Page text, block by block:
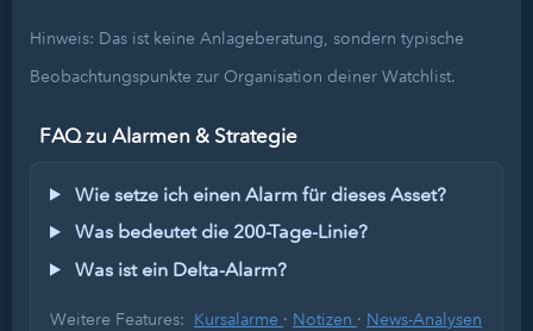
Hinweis: Das ist keine Anlageberatung, sondern typische
Beobachtungspunkte zur Organisation deiner Watchlist.
FAQ zu Alarmen & Strategie
Wie setze ich einen Alarm für dieses Asset?
Was bedeutet die 200-Tage-Linie?
Was ist ein Delta-Alarm?
Weitere Features: Kursalarme · Notizen · News-Analysen